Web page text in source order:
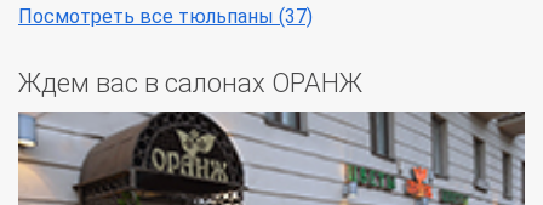
Посмотреть все тюльпаны (37)
Ждем вас в салонах ОРАНЖ